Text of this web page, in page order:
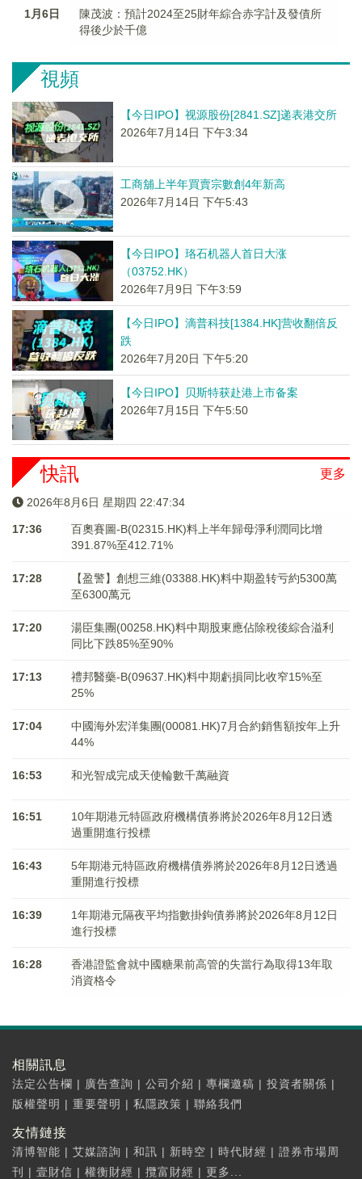
1月6日
陳茂波：預計2024至25財年綜合赤字計及發債所
得後少於千億
視頻
【今日IPO】视源股份[2841.SZ]递表港交所
2026年7月14日 下午3:34
工商舖上半年買賣宗數創4年新高
2026年7月14日 下午5:43
【今日IPO】珞石机器人首日大涨
（03752.HK）
2026年7月9日 下午3:59
【今日IPO】滴普科技[1384.HK]营收翻倍反
跌
2026年7月20日 下午5:20
【今日IPO】贝斯特获赴港上市备案
2026年7月15日 下午5:50
更多
快訊
2026年8月6日 星期四 22:47:34
17:36
百奧賽圖-B(02315.HK)料上半年歸母淨利潤同比增
391.87%至412.71%
17:28
【盈警】創想三維(03388.HK)料中期盈转亏約5300萬
至6300萬元
17:20
湯臣集團(00258.HK)料中期股東應佔除稅後綜合溢利
同比下跌85%至90%
17:13
禮邦醫藥-B(09637.HK)料中期虧損同比收窄15%至
25%
17:04
中國海外宏洋集團(00081.HK)7月合約銷售額按年上升
44%
16:53 和光智成完成天使輪數千萬融資
16:51
10年期港元特區政府機構債券將於2026年8月12日透
過重開進行投標
16:43
5年期港元特區政府機構債券將於2026年8月12日透過
重開進行投標
16:39
1年期港元隔夜平均指數掛鉤債券將於2026年8月12日
進行投標
16:28
香港證監會就中國糖果前高管的失當行為取得13年取
消資格令
相關訊息
法定公告欄 | 廣告查詢 | 公司介紹 | 專欄邀稿 | 投資者關係 |
版權聲明 | 重要聲明 | 私隱政策 | 聯絡我們
友情鏈接
清博智能 | 艾媒諮詢 | 和訊 | 新時空 | 時代財經 | 證券市場周
刊
| 壹財信 | 權衡財經 | 攬富財經 | 更多...